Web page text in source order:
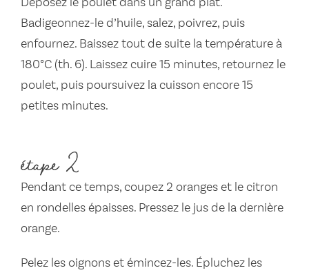
Déposez le poulet dans un grand plat.
Badigeonnez-le d’huile, salez, poivrez, puis
enfournez. Baissez tout de suite la température à
180°C (th. 6). Laissez cuire 15 minutes, retournez le
poulet, puis poursuivez la cuisson encore 15
petites minutes.
étape 2
Pendant ce temps, coupez 2 oranges et le citron
en rondelles épaisses. Pressez le jus de la dernière
orange.
Pelez les oignons et émincez-les. Épluchez les